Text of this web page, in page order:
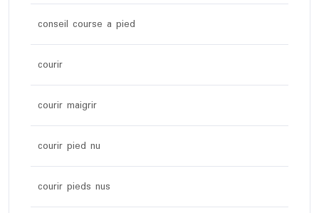
conseil course a pied
courir
courir maigrir
courir pied nu
courir pieds nus